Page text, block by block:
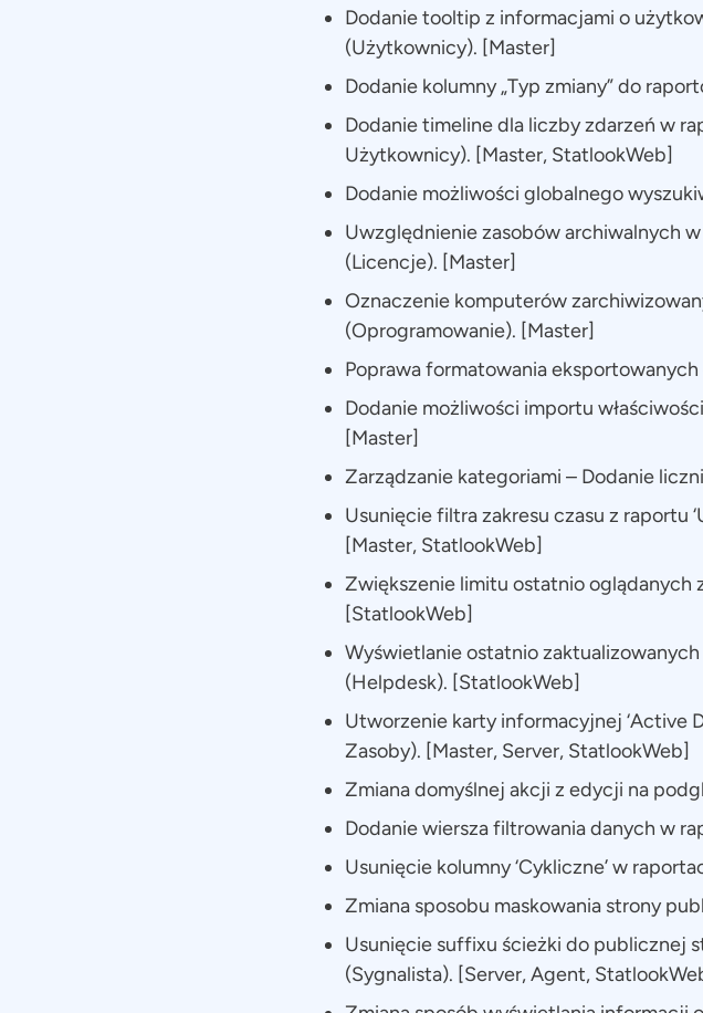
Dodanie tooltip z informacjami o
(Użytkownicy). [Master]
Dodanie kolumny „Typ zmiany” do
Dodanie timeline dla liczby zdarzeń w
Użytkownicy). [Master, StatlookWeb]
Dodanie możliwości globalnego
Uwzględnienie zasobów archiwalnych
(Licencje). [Master]
Oznaczenie komputerów
(Oprogramowanie). [Master]
Poprawa formatowania
Dodanie możliwości importu
[Master]
Zarządzanie kategoriami – Dodanie
Usunięcie filtra zakresu czasu z raportu
[Master, StatlookWeb]
Zwiększenie limitu ostatnio oglądanych
[StatlookWeb]
Wyświetlanie ostatnio
(Helpdesk). [StatlookWeb]
Utworzenie karty informacyjnej ‘Active
Zasoby). [Master, Server, StatlookWeb]
Zmiana domyślnej akcji z edycji na
Dodanie wiersza filtrowania danych w
Usunięcie kolumny ‘Cykliczne’ w
Zmiana sposobu maskowania strony
Usunięcie suffixu ścieżki do publicznej
(Sygnalista). [Server, Agent,